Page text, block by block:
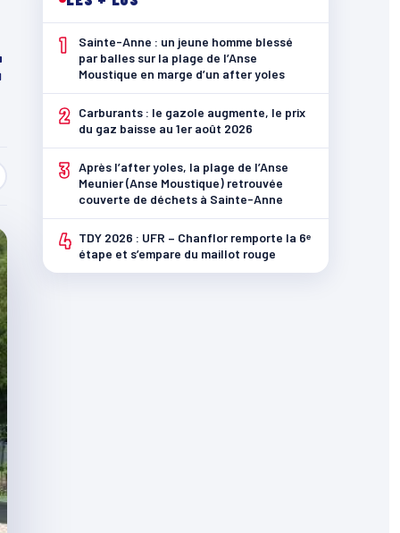
1
Sainte-Anne : un jeune homme blessé
par balles sur la plage de l’Anse
Moustique en marge d’un after yoles
2
Carburants : le gazole augmente, le prix
du gaz baisse au 1er août 2026
3 Après l’after yoles, la plage de l’Anse
Meunier (Anse Moustique) retrouvée
couverte de déchets à Sainte-Anne
4 TDY 2026 : UFR – Chanflor remporte la 6ᵉ
étape et s’empare du maillot rouge